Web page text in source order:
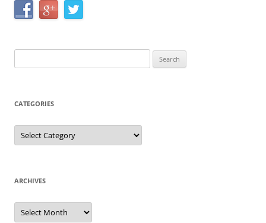
for:
CATEGORIES
Categories
ARCHIVES
Archives